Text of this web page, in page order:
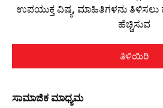
ಉಪಯುಕ್ತ ವಿಷ್ಯ, ಮಾಹಿತಿಗಳನು ತಿಳಿಸಲು
ಹೆಚ್ಚಿಸುವ
ತಿಳಿಯಿರಿ
ಸಾಮಾಜಿಕ ಮಾಧ್ಯಮ